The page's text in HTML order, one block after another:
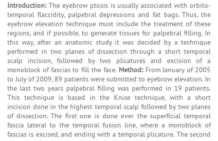
Introduction:The eyebrow ptosis is usually associated with orbito-
temporal flaccidity, palpebral depressions and fat bags. Thus, the
eyebrow elevation technique must include the treatment of these
regions, and if possible, to generate tissues for palpebral filling. In
this way, after an anatomic study it was decided by a technique
performed in two planes of dissection through a short temporal
scalp incision, followed by two plicatures and excision of a
monoblock of fascias to fill the face. Method:From January of 2005
to July of 2009, 89 patients were submitted to eyebrow elevation. In
the last two years palpebral filling was performed in 19 patients.
This technique is based in the Knise technique, with a short
incision done in the highest temporal scalp followed by two planes
of dissection. The first one is done over the superficial temporal
fascia lateral to the temporal fusion line, where a monoblock of
fascias is excised, and ending with a temporal plicature. The second